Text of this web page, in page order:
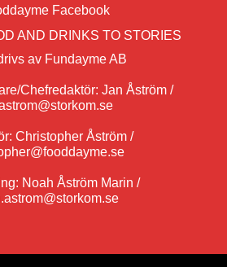
Facebook
AND DRINKS TO STORIES
av Fundayme AB
Chefredaktör: Jan Åström /
Christopher Åström /
Noah Åström Marin /